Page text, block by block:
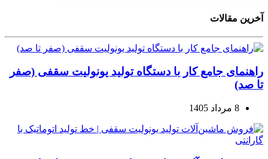
آخرین مقالات
راهنمای جامع کار با دستگاه تولید یونولیت سقفی (صفر
تا صد)
8 مرداد 1405